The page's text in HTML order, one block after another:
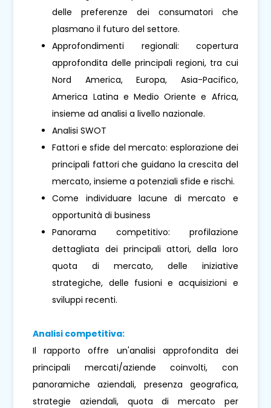
delle preferenze dei consumatori che
plasmano il futuro del settore.
Approfondimenti regionali: copertura
approfondita delle principali regioni, tra cui
Nord America, Europa, Asia-Pacifico,
America Latina e Medio Oriente e Africa,
insieme ad analisi a livello nazionale.
Analisi SWOT
Fattori e sfide del mercato: esplorazione dei
principali fattori che guidano la crescita del
mercato, insieme a potenziali sfide e rischi.
Come individuare lacune di mercato e
opportunità di business
Panorama competitivo: profilazione
dettagliata dei principali attori, della loro
quota di mercato, delle iniziative
strategiche, delle fusioni e acquisizioni e
sviluppi recenti.
Analisi competitiva:
Il rapporto offre un'analisi approfondita dei
principali mercati/aziende coinvolti, con
panoramiche aziendali, presenza geografica,
strategie aziendali, quota di mercato per